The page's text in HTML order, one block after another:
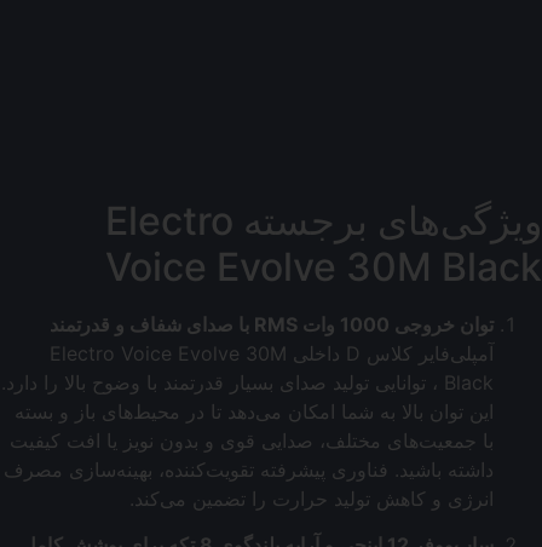
ویژگی‌های برجسته Electro
Voice Evolve 30M Black
توان خروجی 1000 وات RMS با صدای شفاف و قدرتمند
آمپلی‌فایر کلاس D داخلی Electro Voice Evolve 30M
Black ، توانایی تولید صدای بسیار قدرتمند با وضوح بالا را دارد.
این توان بالا به شما امکان می‌دهد تا در محیط‌های باز و بسته
با جمعیت‌های مختلف، صدایی قوی و بدون نویز یا افت کیفیت
داشته باشید. فناوری پیشرفته تقویت‌کننده، بهینه‌سازی مصرف
انرژی و کاهش تولید حرارت را تضمین می‌کند.